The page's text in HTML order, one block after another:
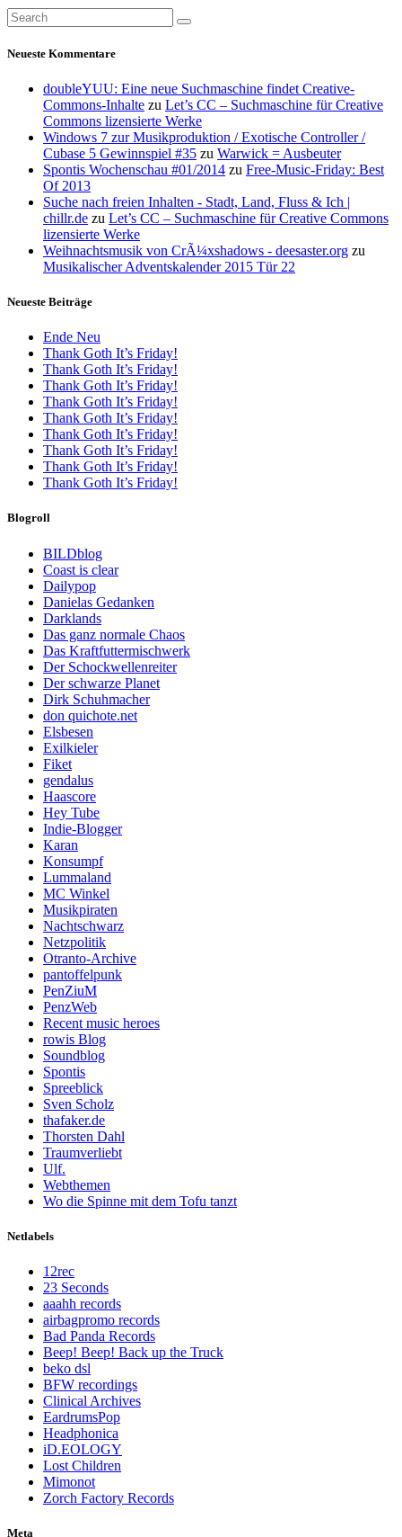
Neueste Kommentare
doubleYUU: Eine neue Suchmaschine findet Creative-
Commons-Inhalte zu Let’s CC – Suchmaschine für Creative
Commons lizensierte Werke
Windows 7 zur Musikproduktion / Exotische Controller /
Cubase 5 Gewinnspiel #35 zu Warwick = Ausbeuter
Spontis Wochenschau #01/2014 zu Free-Music-Friday: Best
Of 2013
Suche nach freien Inhalten - Stadt, Land, Fluss & Ich |
chillr.de zu Let’s CC – Suchmaschine für Creative Commons
lizensierte Werke
Weihnachtsmusik von CrÃ¼xshadows - deesaster.org zu
Musikalischer Adventskalender 2015 Tür 22
Neueste Beiträge
Ende Neu
Thank Goth It’s Friday!
Thank Goth It’s Friday!
Thank Goth It’s Friday!
Thank Goth It’s Friday!
Thank Goth It’s Friday!
Thank Goth It’s Friday!
Thank Goth It’s Friday!
Thank Goth It’s Friday!
Thank Goth It’s Friday!
Blogroll
BILDblog
Coast is clear
Dailypop
Danielas Gedanken
Darklands
Das ganz normale Chaos
Das Kraftfuttermischwerk
Der Schockwellenreiter
Der schwarze Planet
Dirk Schuhmacher
don quichote.net
Elsbesen
Exilkieler
Fiket
gendalus
Haascore
Hey Tube
Indie-Blogger
Karan
Konsumpf
Lummaland
MC Winkel
Musikpiraten
Nachtschwarz
Netzpolitik
Otranto-Archive
pantoffelpunk
PenZiuM
PenzWeb
Recent music heroes
rowis Blog
Soundblog
Spontis
Spreeblick
Sven Scholz
thafaker.de
Thorsten Dahl
Traumverliebt
Ulf.
Webthemen
Wo die Spinne mit dem Tofu tanzt
Netlabels
12rec
23 Seconds
aaahh records
airbagpromo records
Bad Panda Records
Beep! Beep! Back up the Truck
beko dsl
BFW recordings
Clinical Archives
EardrumsPop
Headphonica
iD.EOLOGY
Lost Children
Mimonot
Zorch Factory Records
Meta